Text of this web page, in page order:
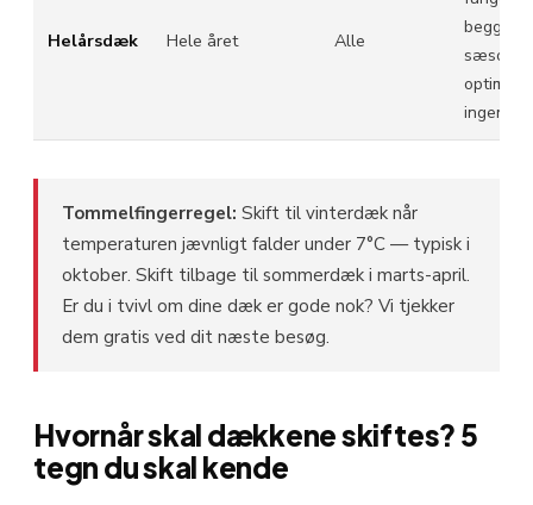
Helårsdæk Hele året Alle
begge
optimalt i
ingen
Tommelfingerregel: Skift til vinterdæk når
temperaturen jævnligt falder under 7°C — typisk i
oktober. Skift tilbage til sommerdæk i marts-april.
Er du i tvivl om dine dæk er gode nok? Vi tjekker
dem gratis ved dit næste besøg.
Hvornår skal dækkene skiftes? 5
tegn du skal kende